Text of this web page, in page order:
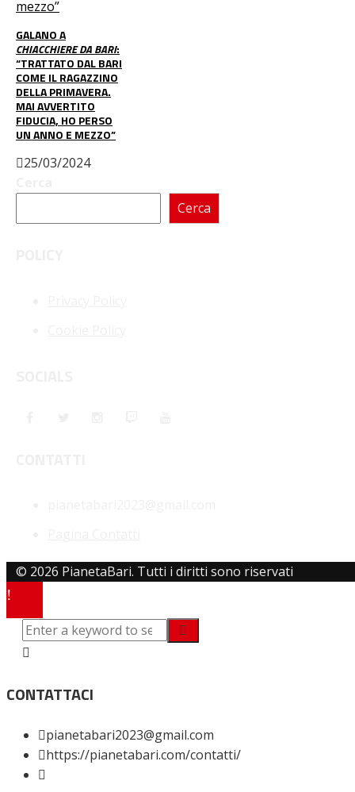
GALANO A
CHIACCHIERE DA BARI:
“TRATTATO DAL BARI
COME IL RAGAZZINO
DELLA PRIMAVERA.
MAI AVVERTITO
FIDUCIA, HO PERSO
UN ANNO E MEZZO”
25/03/2024
Cerca
© 2026 PianetaBari. Tutti i diritti sono riservati
CONTATTACI
pianetabari2023@gmail.com
https://pianetabari.com/contatti/